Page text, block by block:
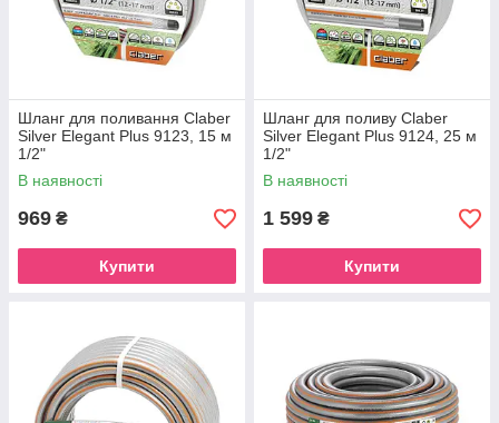
Шланг для поливання Claber
Silver Elegant Plus 9123, 15 м
1/2"
В наявності
969 ₴
Купити
Шланг для поливу Claber
Silver Elegant Plus 9124, 25 м
1/2"
В наявності
1 599 ₴
Купити